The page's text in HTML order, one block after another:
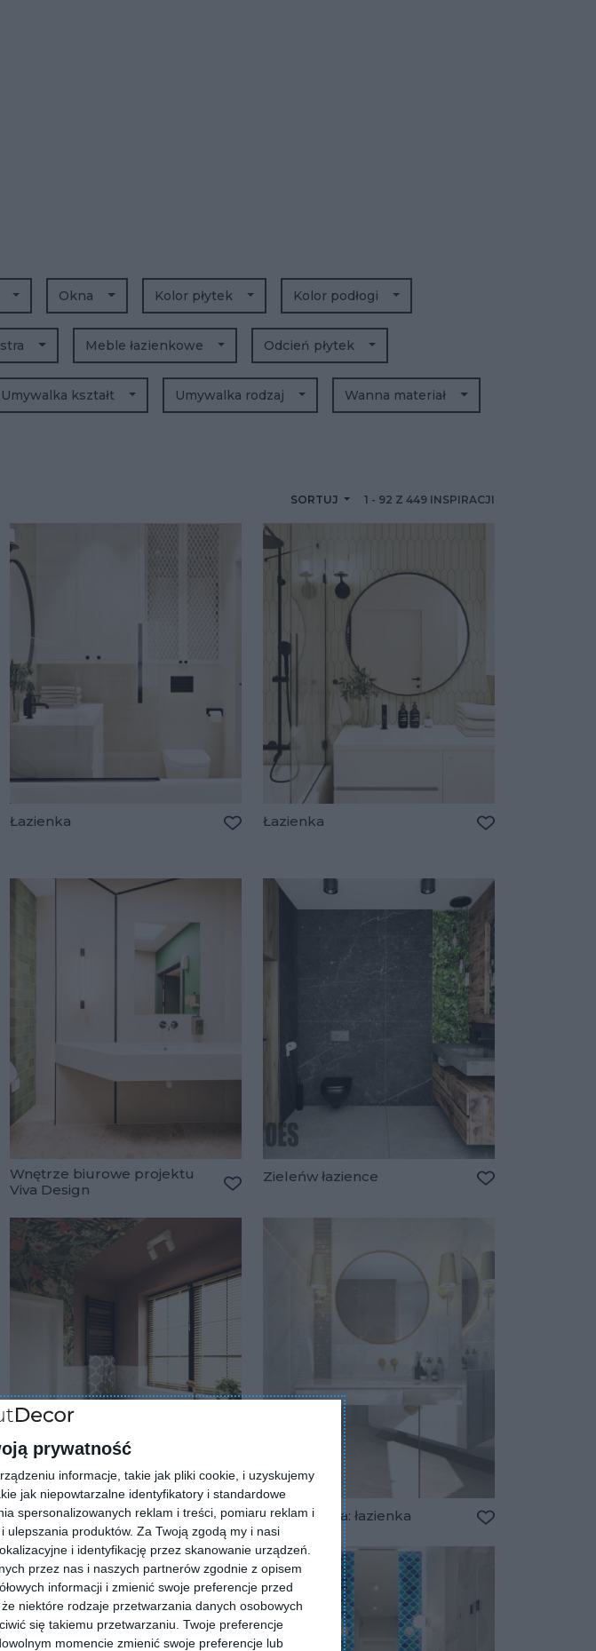
prywatność
informacje, takie jak pliki cookie, i uzyskujemy
jak niepowtarzalne identyfikatory i standardowe
spersonalizowanych reklam i treści, pomiaru reklam i
ulepszania produktów. Za Twoją zgodą my i nasi
i identyfikację przez skanowanie urządzeń.
przez nas i naszych partnerów zgodnie z opisem
informacji i zmienić swoje preferencje przed
niektóre rodzaje przetwarzania danych osobowych
się takiemu przetwarzaniu. Twoje preferencje
momencie zmienić swoje preferencje lub
SORTUJ 1 - 92 Z 449 INSPIRACJI
Okna Kolor płytek Kolor podłogi
Meble łazienkowe Odcień płytek
Umywalka kształt Umywalka rodzaj Wanna materiał
Łazienka Łazienka
do ulubionych
Wnętrze biurowe projektu
Viva Design
Zieleńw łazience
do ulubionych
łazienka przy sypialni
Dodaj do ulubionych
Wizualizacja: łazienka